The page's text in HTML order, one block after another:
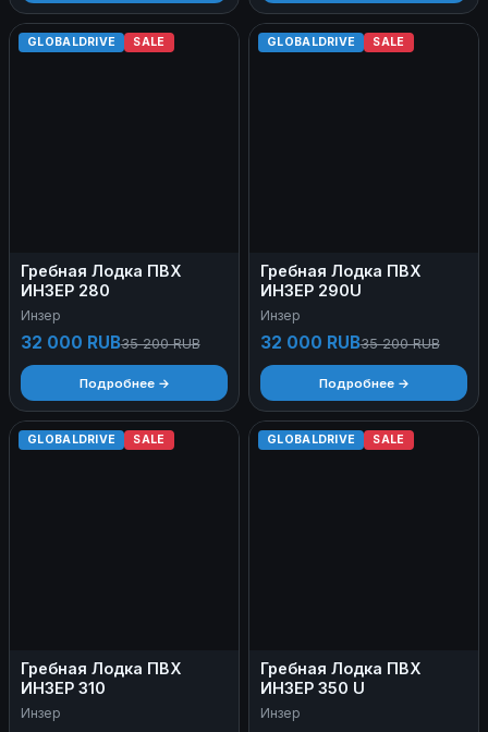
GLOBALDRIVE SALE
Гребная Лодка ПВХ
ИНЗЕР 280
Инзер
32 000 RUB35 200 RUB
Подробнее →
GLOBALDRIVE SALE
Гребная Лодка ПВХ
ИНЗЕР 290U
Инзер
32 000 RUB35 200 RUB
Подробнее →
GLOBALDRIVE SALE
Гребная Лодка ПВХ
ИНЗЕР 310
Инзер
GLOBALDRIVE SALE
Гребная Лодка ПВХ
ИНЗЕР 350 U
Инзер